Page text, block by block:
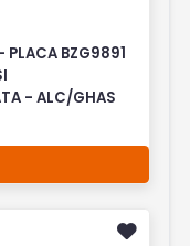
BZG9891
- ALC/GHAS